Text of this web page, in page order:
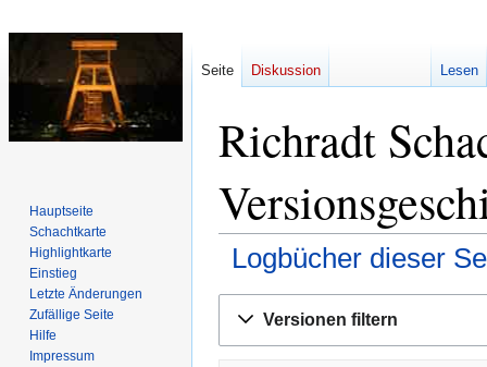
Richradt
Logbücher dieser
Navigation
Suche
Versionen filtern
Seite Diskussion Lesen
Hauptseite
Schachtkarte
Highlightkarte
Einstieg
Letzte Änderungen
Zufällige Seite
Hilfe
Impressum